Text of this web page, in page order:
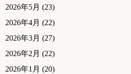
2026年5月 (23)
2026年4月 (22)
2026年3月 (27)
2026年2月 (22)
2026年1月 (20)